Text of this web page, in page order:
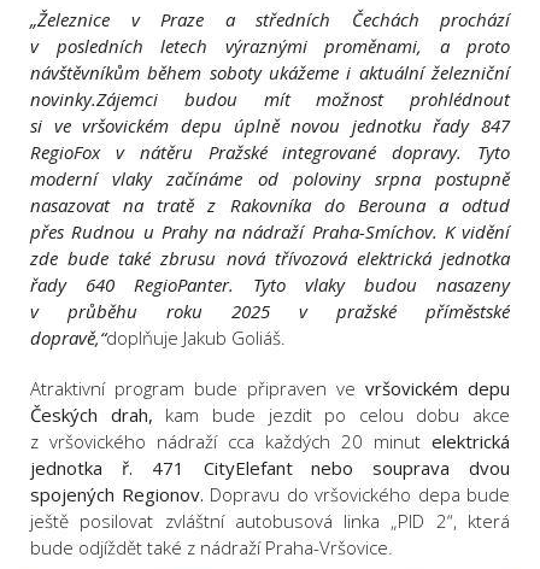
„Železnice v Praze a středních Čechách prochází
v posledních letech výraznými proměnami, a proto
návštěvníkům během soboty ukážeme i aktuální železniční
novinky.Zájemci budou mít možnost prohlédnout
si ve vršovickém depu úplně novou jednotku řady 847
RegioFox v nátěru Pražské integrované dopravy. Tyto
moderní vlaky začínáme od poloviny srpna postupně
nasazovat na tratě z Rakovníka do Berouna a odtud
přes Rudnou u Prahy na nádraží Praha-Smíchov. K vidění
zde bude také zbrusu nová třívozová elektrická jednotka
řady 640 RegioPanter. Tyto vlaky budou nasazeny
v průběhu roku 2025 v pražské příměstské
dopravě,“doplňuje Jakub Goliáš.
Atraktivní program bude připraven ve vršovickém depu
Českých drah, kam bude jezdit po celou dobu akce
z vršovického nádraží cca každých 20 minut elektrická
jednotka ř. 471 CityElefant nebo souprava dvou
spojených Regionov. Dopravu do vršovického depa bude
ještě posilovat zvláštní autobusová linka „PID 2“, která
bude odjíždět také z nádraží Praha-Vršovice.